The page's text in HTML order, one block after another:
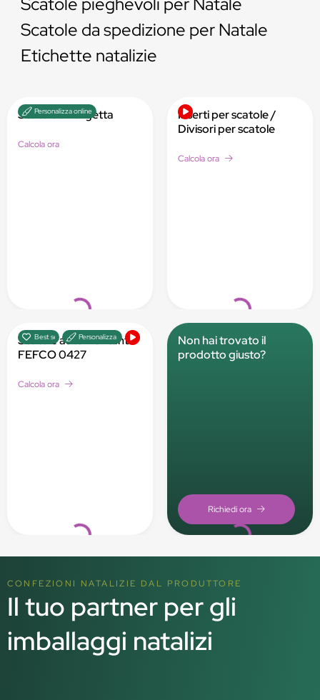
Scatole da spedizione per Natale
Etichette natalizie
Personalizza online
Loading...
Scatole a valigetta
Calcola ora
Loading...
Inserti per scatole /
Divisori per scatole
Calcola ora
Best seller Personalizza online
Loading...
Scatole automontanti -
FEFCO 0427
Calcola ora
Loading...
Non hai trovato il
prodotto giusto?
CONFEZIONI NATALIZIE DAL PRODUTTORE
Il tuo partner per gli
imballaggi natalizi